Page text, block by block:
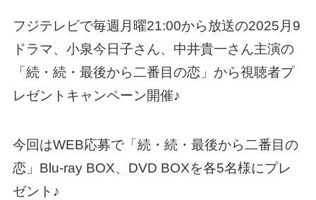
フジテレビで毎週月曜21:00から放送の2025月9
ドラマ、小泉今日子さん、中井貴一さん主演の
「続・続・最後から二番目の恋」から視聴者プ
レゼントキャンペーン開催♪
今回はWEB応募で「続・続・最後から二番目の
恋」Blu-ray BOX、DVD BOXを各5名様にプレ
ゼント♪